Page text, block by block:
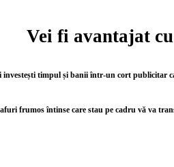
Vei fi avantajat
investești timpul și banii într-un cort publicitar
frumos întinse care stau pe cadru vă va